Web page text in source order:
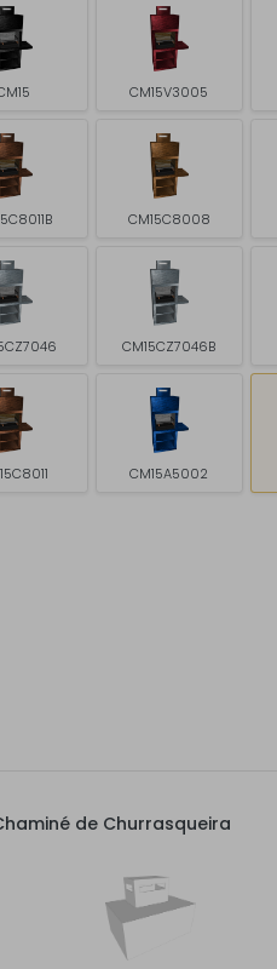
CM15V3005
CM15C8008
CM15CZ7046B
CM15A5002
de Churrasqueira